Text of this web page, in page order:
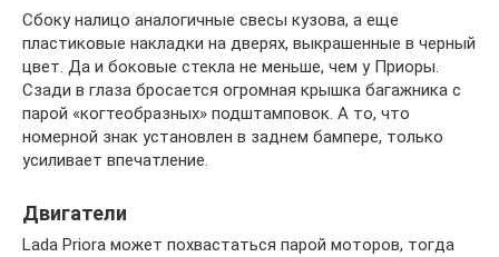
Сбоку налицо аналогичные свесы кузова, а еще
пластиковые накладки на дверях, выкрашенные в черный
цвет. Да и боковые стекла не меньше, чем у Приоры.
Сзади в глаза бросается огромная крышка багажника с
парой «когтеобразных» подштамповок. А то, что
номерной знак установлен в заднем бампере, только
усиливает впечатление.
Двигатели
Lada Priora может похвастаться парой моторов, тогда